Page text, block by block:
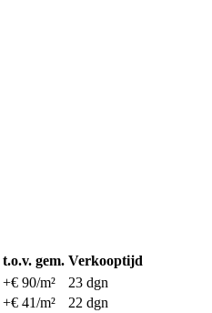
t.o.v. gem. Verkooptijd
+€ 90/m²
23 dgn
+€ 41/m²
22 dgn